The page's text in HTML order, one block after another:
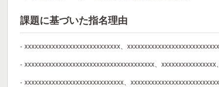
課題に基づいた指名理由
- xxxxxxxxxxxxxxxxxxxxxxxxxxxx、
- xxxxxxxxxxxxxxxxxxxxxxxxxxxxxxxxxxxxxx、
- xxxxxxxxxxxxxxxxxxxxxxxxxxxxx、